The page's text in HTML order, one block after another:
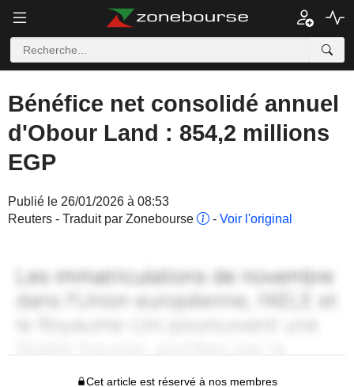
Bénéfice net consolidé annuel
d'Obour Land : 854,2 millions
EGP
Publié le 26/01/2026 à 08:53
Reuters - Traduit par Zonebourse
- Voir l'original
Cet article est réservé à nos membres